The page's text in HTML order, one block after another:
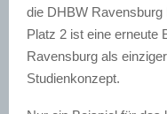
die DHBW
Platz 2 ist eine erneute
Ravensburg als
Studienkonzept.